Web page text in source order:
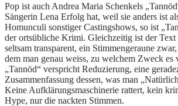
Pop ist auch Andrea Maria Schenkels
Sängerin Lena Erfolg hat, weil sie anders ist
Homunculi sonstiger Castingshows, so ist
der ortsübliche Krimi. Gleichzeitig ist der Text
seltsam transparent, ein Stimmengeraune
dem man genau weiss, zu welchem Zweck es
„Tannöd“ verspricht Reduzierung, eine
Zusammenfassung dessen, was man
Keine Aufklärungsmaschinerie rattert, kein
Hype, nur die nackten Stimmen.